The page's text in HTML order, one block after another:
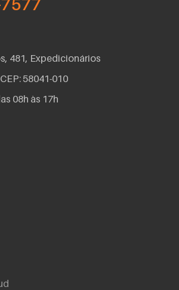
481, Expedicionários
58041-010
08h às 17h